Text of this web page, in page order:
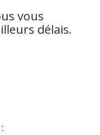
vous
délais.